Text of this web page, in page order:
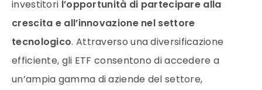
investitori l’opportunità di partecipare alla
crescita e all’innovazione nel settore
tecnologico. Attraverso una diversificazione
efficiente, gli ETF consentono di accedere a
un’ampia gamma di aziende del settore,